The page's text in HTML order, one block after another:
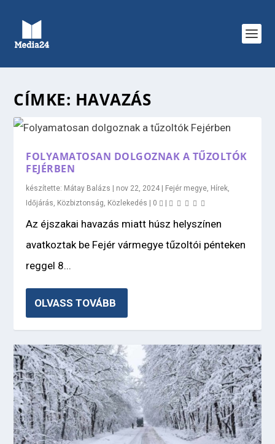
CÍMKE: HAVAZÁS
FOLYAMATOSAN DOLGOZNAK A TŰZOLTÓK
FEJÉRBEN
készítette: Mátay Balázs nov 22, 2024 Fejér megye, Hírek,
Időjárás, Közbiztonság, Közlekedés 0
Az éjszakai havazás miatt húsz helyszínen
avatkoztak be Fejér vármegye tűzoltói pénteken
reggel 8...
OLVASS TOVÁBB